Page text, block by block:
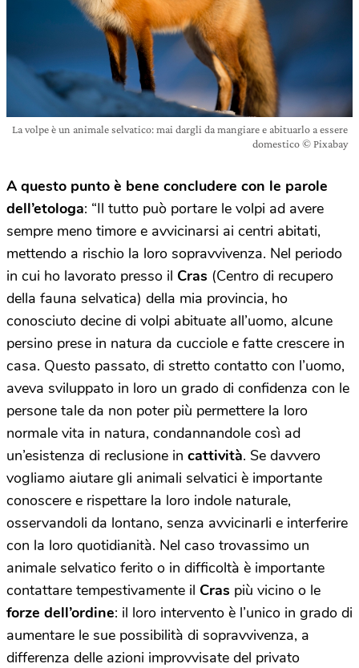
La volpe è un animale selvatico: mai dargli da mangiare e abituarlo a essere
domestico © Pixabay
A questo punto è bene concludere con le parole
dell’etologa: “Il tutto può portare le volpi ad avere
sempre meno timore e avvicinarsi ai centri abitati,
mettendo a rischio la loro sopravvivenza. Nel periodo
in cui ho lavorato presso il Cras (Centro di recupero
della fauna selvatica) della mia provincia, ho
conosciuto decine di volpi abituate all’uomo, alcune
persino prese in natura da cucciole e fatte crescere in
casa. Questo passato, di stretto contatto con l’uomo,
aveva sviluppato in loro un grado di confidenza con le
persone tale da non poter più permettere la loro
normale vita in natura, condannandole così ad
un’esistenza di reclusione in cattività. Se davvero
vogliamo aiutare gli animali selvatici è importante
conoscere e rispettare la loro indole naturale,
osservandoli da lontano, senza avvicinarli e interferire
con la loro quotidianità. Nel caso trovassimo un
animale selvatico ferito o in difficoltà è importante
contattare tempestivamente il Cras più vicino o le
forze dell’ordine: il loro intervento è l’unico in grado di
aumentare le sue possibilità di sopravvivenza, a
differenza delle azioni improvvisate del privato